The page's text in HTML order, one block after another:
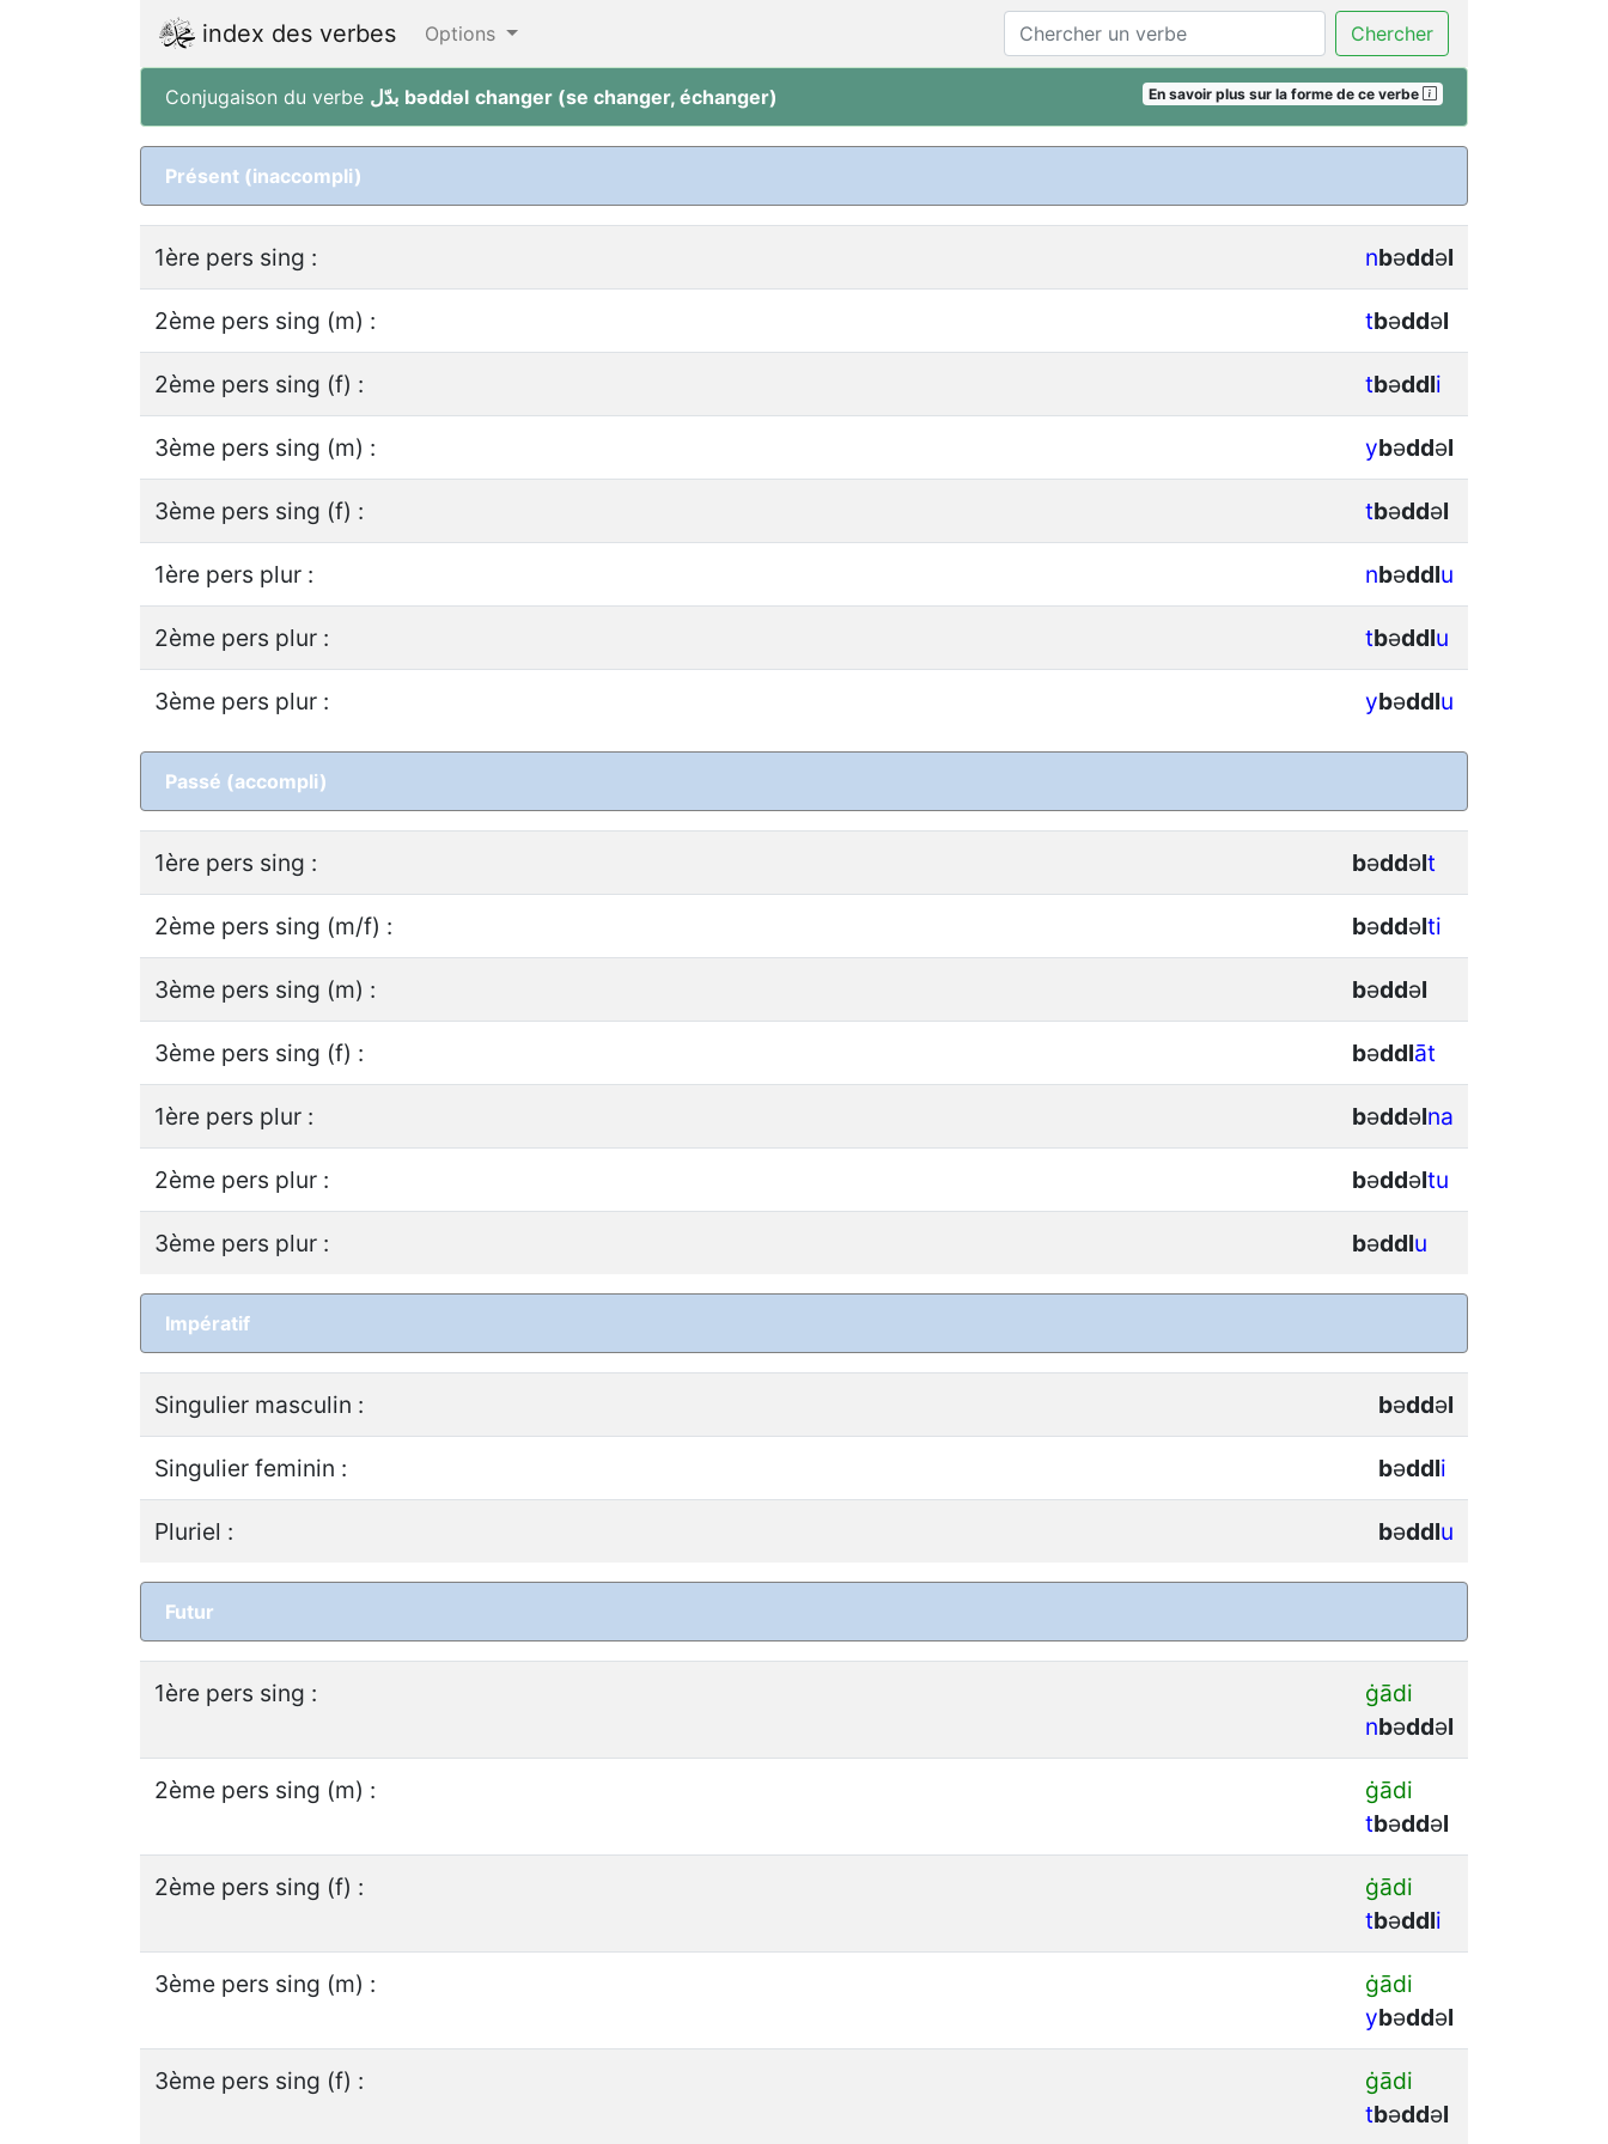
index des verbes Options Chercher
Conjugaison du verbe بدّل bǝddǝl changer (se changer, échanger) En savoir plus sur la forme de ce verbe
Présent (inaccompli)
1ère pers sing : nbǝddǝl
2ème pers sing (m) : tbǝddǝl
2ème pers sing (f) : tbǝddli
3ème pers sing (m) : ybǝddǝl
3ème pers sing (f) : tbǝddǝl
1ère pers plur : nbǝddlu
2ème pers plur : tbǝddlu
3ème pers plur : ybǝddlu
Passé (accompli)
1ère pers sing : bǝddǝlt
2ème pers sing (m/f) : bǝddǝlti
3ème pers sing (m) : bǝddǝl
3ème pers sing (f) : bǝddlāt
1ère pers plur : bǝddǝlna
2ème pers plur : bǝddǝltu
3ème pers plur : bǝddlu
Impératif
Singulier masculin : bǝddǝl
Singulier feminin : bǝddli
Pluriel : bǝddlu
Futur
1ère pers sing :
ġādi
nbǝddǝl
2ème pers sing (m) :
ġādi
tbǝddǝl
2ème pers sing (f) :
ġādi
tbǝddli
3ème pers sing (m) :
ġādi
ybǝddǝl
3ème pers sing (f) :
ġādi
tbǝddǝl